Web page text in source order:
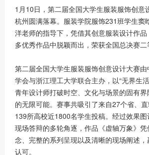
1月10日，第二届全国大学生服装服饰创意
杭州圆满落幕。服装学院服饰231班学生窦
洋老师的指导下，凭借其创意服装设计作
多优秀作品中脱颖而出，荣获全国总决赛二
第二届全国大学生服装服饰创意设计大赛
学会与浙江理工大学联合主办，以“无界生
青年设计师打破时空、文化与场景的固有
的无限可能。赛事共吸引了来自27个省、
139所高校近1800名学生投稿。经过效果
现场答辩的多轮角逐，作品《虚轴万象》
念、完整的系列呈现以及清晰的现场阐述
认可。